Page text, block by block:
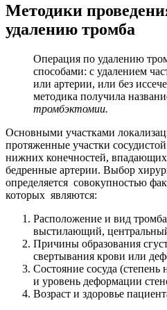
Методики
удалению тромба
Операция по удалению
способами: с удалением
или артерии, или без
методика получила
тромбэктомии.
Основными участками
протяженные участки
нижних конечностей,
бедренные артерии. Выбор
определяется совокупностью
которых являются:
Расположение и вид
выстилающий,
Причины образования
свертывания крови или
Состояние сосуда
и уровень деформации
Возраст и здоровье